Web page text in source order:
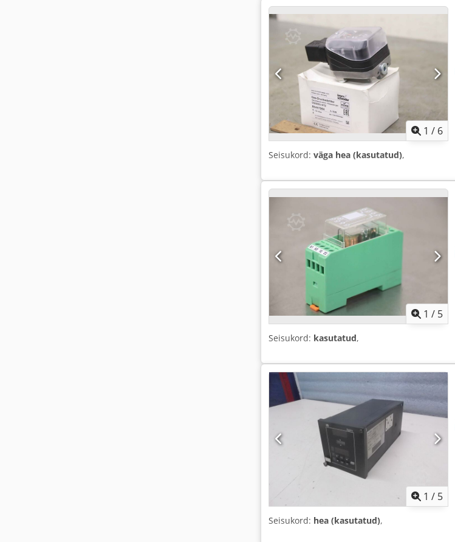
1 / 6
Seisukord: väga hea (kasutatud),
1 / 5
Seisukord: kasutatud,
1 / 5
Seisukord: hea (kasutatud),